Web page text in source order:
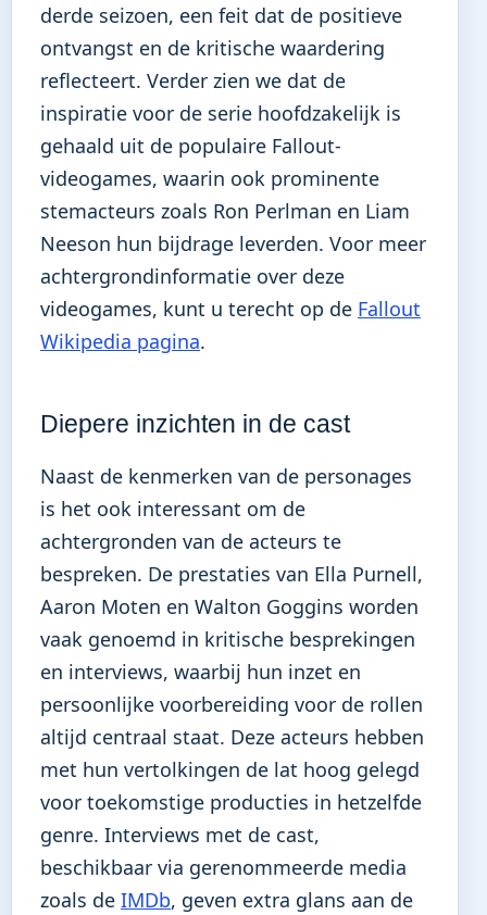
derde seizoen, een feit dat de positieve
ontvangst en de kritische waardering
reflecteert. Verder zien we dat de
inspiratie voor de serie hoofdzakelijk is
gehaald uit de populaire Fallout-
videogames, waarin ook prominente
stemacteurs zoals Ron Perlman en Liam
Neeson hun bijdrage leverden. Voor meer
achtergrondinformatie over deze
videogames, kunt u terecht op de Fallout
Wikipedia pagina.
Diepere inzichten in de cast
Naast de kenmerken van de personages
is het ook interessant om de
achtergronden van de acteurs te
bespreken. De prestaties van Ella Purnell,
Aaron Moten en Walton Goggins worden
vaak genoemd in kritische besprekingen
en interviews, waarbij hun inzet en
persoonlijke voorbereiding voor de rollen
altijd centraal staat. Deze acteurs hebben
met hun vertolkingen de lat hoog gelegd
voor toekomstige producties in hetzelfde
genre. Interviews met de cast,
beschikbaar via gerenommeerde media
zoals de IMDb, geven extra glans aan de